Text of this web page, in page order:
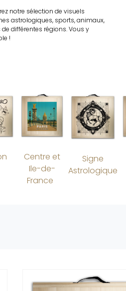
notre sélection de visuels
astrologiques, sports, animaux,
différentes régions. Vous y
!
Centre et
Ile-de-
France
Signe
Astrologique